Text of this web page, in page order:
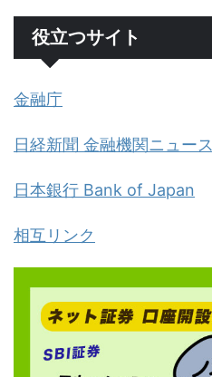
役立つサイト
金融庁
日経新聞 金融機関ニュース
日本銀行 Bank of Japan
相互リンク